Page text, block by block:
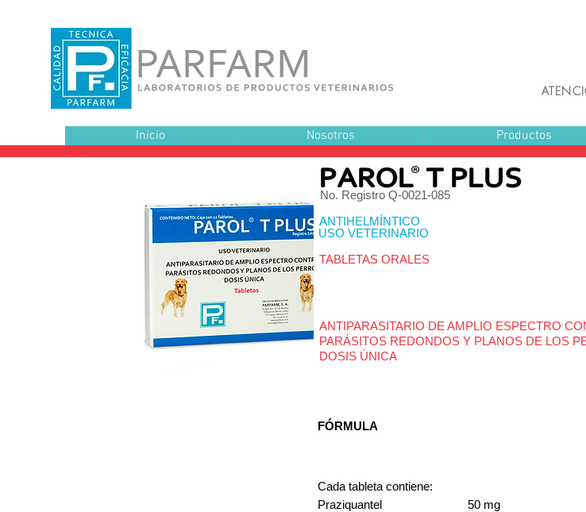
Inicio Nosotros Productos
No. Registro Q-0021-085
ANTIHELMÍNTICO
USO VETERINARIO
TABLETAS ORALES
ANTIPARASITARIO DE AMPLIO ESPECTRO
PARÁSITOS REDONDOS Y PLANOS DE LOS
DOSIS ÚNICA
FÓRMULA
Cada tableta contiene:
Praziquantel 50 mg